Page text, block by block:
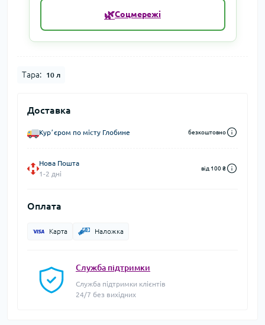
🌿Соцмережі
Тара: 10 л
Доставка
Курʼєром по місту Глобине безкоштовно
Нова Пошта
1-2 дні
від 100 ₴
Оплата
Карта Наложка
Служба підтримки
Служба підтримки клієнтів
24/7 без вихідних